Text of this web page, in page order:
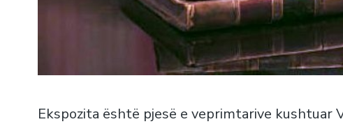
Ekspozita është pjesë e veprimtarive